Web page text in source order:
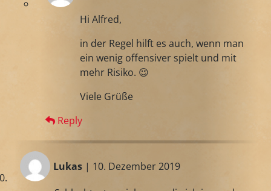
Hi Alfred,
in der Regel hilft es auch, wenn man
ein wenig offensiver spielt und mit
mehr Risiko. 😉
Viele Grüße
Reply
Lukas | 10. Dezember 2019